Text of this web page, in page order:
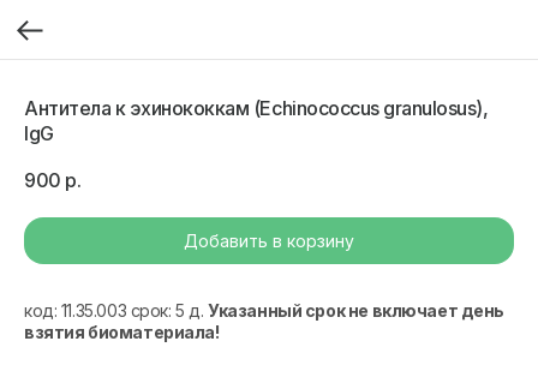
Антитела к эхинококкам (Echinococcus granulosus),
IgG
900 р.
Добавить в корзину
код: 11.35.003 срок: 5 д.Указанный срок не включает день
взятия биоматериала!